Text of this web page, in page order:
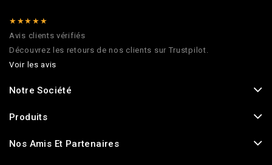
★★★★★
Avis clients vérifiés
Découvrez les retours de nos clients sur Trustpilot.
Voir les avis
Notre Société
Produits
Nos Amis Et Partenaires